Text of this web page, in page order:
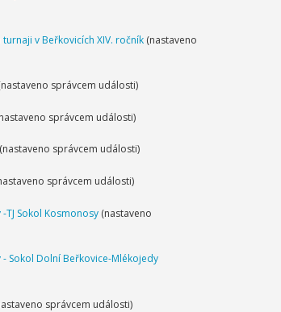
v Beřkovicích XIV. ročník(nastaveno
správcem události)
správcem události)
(nastaveno správcem události)
správcem události)
-TJ Sokol Kosmonosy(nastaveno
- Sokol Dolní Beřkovice-Mlékojedy
správcem události)